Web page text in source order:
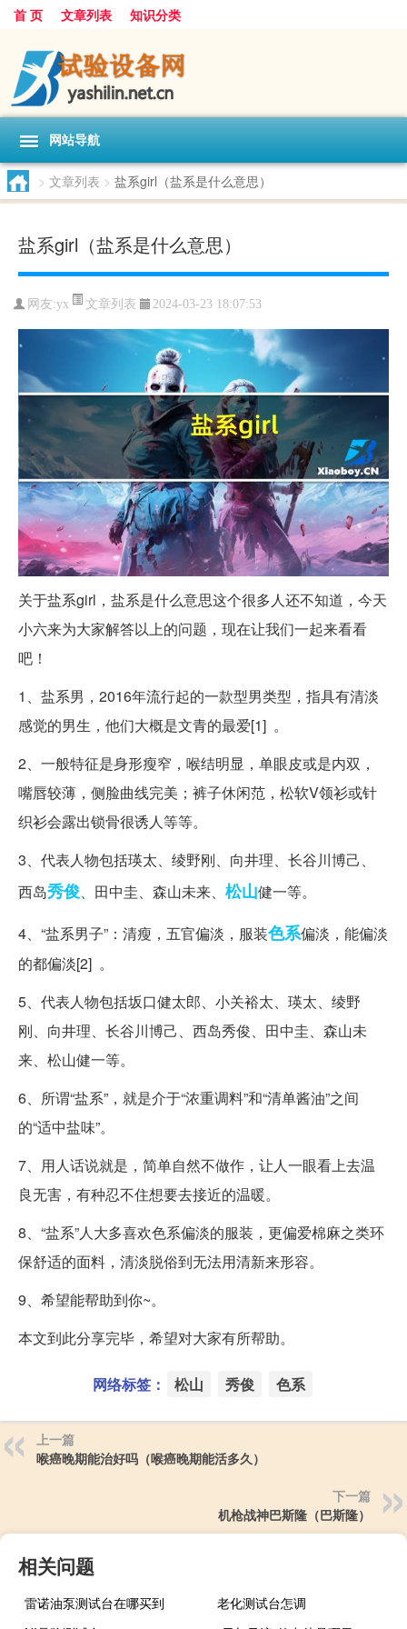
首 页 文章列表 知识分类
网站导航
> 文章列表 > 盐系girl（盐系是什么意思）
盐系girl（盐系是什么意思）
网友:yx 文章列表 2024-03-23 18:07:53
关于盐系girl，盐系是什么意思这个很多人还不知道，今天
小六来为大家解答以上的问题，现在让我们一起来看看
吧！
1、盐系男，2016年流行起的一款型男类型，指具有清淡
感觉的男生，他们大概是文青的最爱[1] 。
2、一般特征是身形瘦窄，喉结明显，单眼皮或是内双，
嘴唇较薄，侧脸曲线完美；裤子休闲范，松软V领衫或针
织衫会露出锁骨很诱人等等。
3、代表人物包括瑛太、绫野刚、向井理、长谷川博己、
西岛秀俊、田中圭、森山未来、 松山健一等。
4、“盐系男子”：清瘦，五官偏淡，服装色系偏淡，能偏淡
的都偏淡[2] 。
5、代表人物包括坂口健太郎、小关裕太、瑛太、绫野
刚、向井理、长谷川博己、西岛秀俊、田中圭、森山未
来、松山健一等。
6、所谓“盐系”，就是介于“浓重调料”和“清单酱油”之间
的“适中盐味”。
7、用人话说就是，简单自然不做作，让人一眼看上去温
良无害，有种忍不住想要去接近的温暖。
8、“盐系”人大多喜欢色系偏淡的服装，更偏爱棉麻之类环
保舒适的面料，清淡脱俗到无法用清新来形容。
9、希望能帮助到你~。
本文到此分享完毕，希望对大家有所帮助。
网络标签： 松山 秀俊 色系
上一篇
喉癌晚期能治好吗（喉癌晚期能活多久）
下一篇
机枪战神巴斯隆（巴斯隆）
相关问题
雷诺油泵测试台在哪买到
老化测试台怎调